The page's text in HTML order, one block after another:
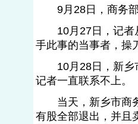
9月28日，商务部
10月27日，记者从
手此事的当事者，操
10月28日，新乡市
记者一直联系不上。
当天，新乡市商务
有股全部退出，并且